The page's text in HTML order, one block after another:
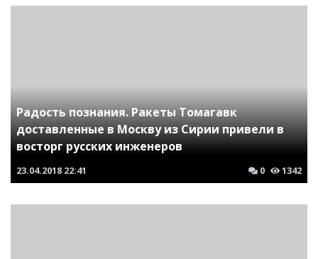
Радость познания. Ракеты Томагавк
доставленные в Москву из Сирии привели в
восторг русских инженеров
23.04.2018 22:41 0 1342